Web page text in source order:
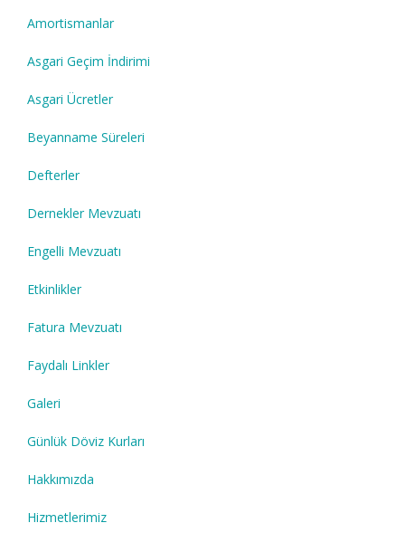
Amortismanlar
Asgari Geçim İndirimi
Asgari Ücretler
Beyanname Süreleri
Defterler
Dernekler Mevzuatı
Engelli Mevzuatı
Etkinlikler
Fatura Mevzuatı
Faydalı Linkler
Galeri
Günlük Döviz Kurları
Hakkımızda
Hizmetlerimiz